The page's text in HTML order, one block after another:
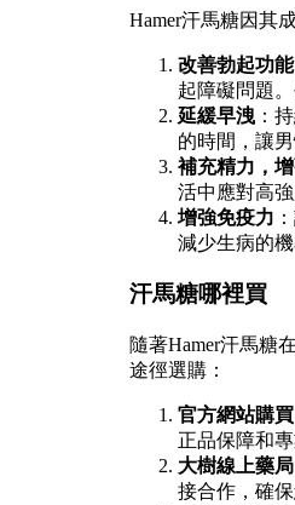
Hamer汗馬糖因其
改善勃起功能
起障礙問題
延緩早洩 ：
的時間，讓
補充精力，
活中應對高
增強免疫力
減少生病的
汗馬糖哪裡買
隨著Hamer汗馬糖
途徑選購：
官方網站購買
正品保障和
大樹線上藥局
接合作，確